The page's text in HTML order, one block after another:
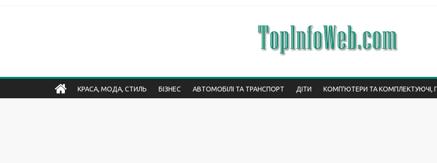
КРАСА, МОДА, СТИЛЬ БІЗНЕС АВТОМОБІЛІ ТА ТРАНСПОРТ ДІТИ КОМП'ЮТЕРИ ТА КОМПЛЕКТУЮЧІ,